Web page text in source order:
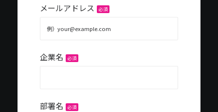
メールアドレス 必須
企業名 必須
部署名 必須